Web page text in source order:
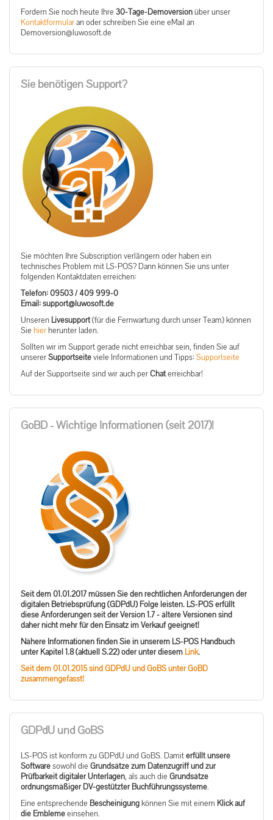
Fordern Sie noch heute Ihre 30-Tage-Demoversionüber unser
Kontaktformularan oder schreiben Sie eine eMail an
ed.tfosowul@noisrevomeD
Sie benötigen Support?
Sie möchten Ihre Subscription verlängern oder haben ein
technisches Problem mit LS-POS? Dann können Sie uns unter
folgenden Kontaktdaten erreichen:
Telefon: 09503 / 409 999-0
ed.tfosowul@troppus :liamE
Unseren Livesupport(für die Fernwartung durch unser Team) können
Sie hier herunter laden.
Sollten wir im Support gerade nicht erreichbar sein, finden Sie auf
unsererSupportseiteviele Informationen und Tipps: Supportseite
Auf der Supportseite sind wir auch perChaterreichbar!
GoBD - Wichtige Informationen (seit 2017)!
Seit dem 01.01.2017 müssen Sie den rechtlichen Anforderungen der
digitalen Betriebsprüfung (GDPdU) Folge leisten. LS-POS erfüllt
diese Anforderungen seit der Version 1.7 - ältere Versionen sind
daher nicht mehr für den Einsatz im Verkauf geeignet!
Nähere Informationen finden Sie in unserem LS-POS Handbuch
unter Kapitel 1.8 (aktuell S.22) oder unter diesem Link.
Seit dem 01.01.2015 sind GDPdU und GoBS unter GoBD
zusammengefasst!
GDPdU und GoBS
LS-POS ist konform zu GDPdU und GoBS. Damiterfüllt unsere
Softwaresowohl die Grundsätze zum Datenzugriff und zur
Prüfbarkeit digitaler Unterlagen, als auch die Grundsätze
ordnungsmäßiger DV-gestützter Buchführungssysteme.
Eine entsprechende Bescheinigung können Sie mit einem Klick auf
die Emblemeeinsehen.